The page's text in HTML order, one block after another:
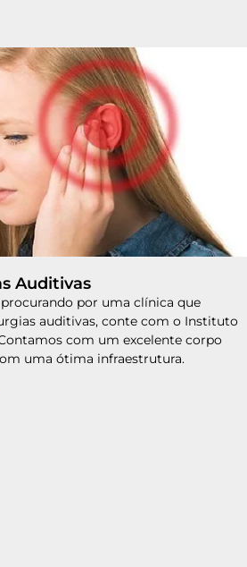
Auditivas
por uma clínica que
auditivas, conte com o Instituto
com um excelente corpo
uma ótima infraestrutura.